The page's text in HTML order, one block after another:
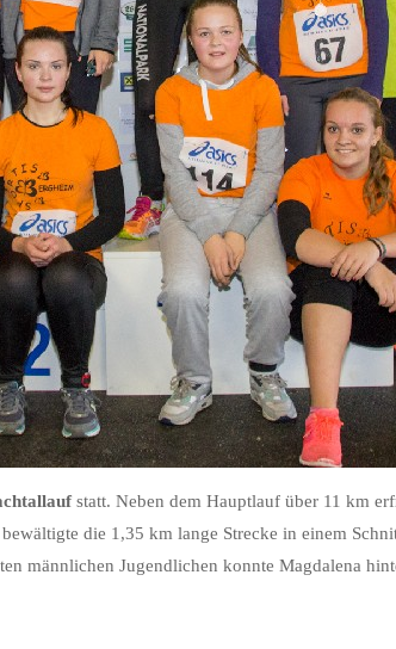
statt. Neben dem Hauptlauf über 11 km
die 1,35 km lange Strecke in einem
männlichen Jugendlichen konnte Magdalena